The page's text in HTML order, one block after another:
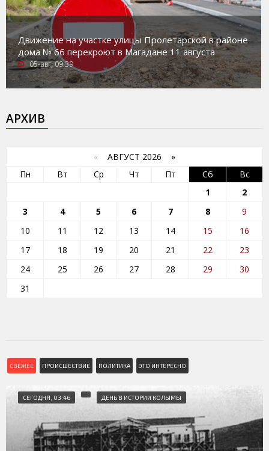
Движение на участке улицы Пролетарской в районе
дома № 66 перекроют в Магадане 11 августа
05-авг, 09:39
АРХИВ
« АВГУСТ 2026 »
Пн
Вт Ср Чт Пт Сб
Вс
1
2
3
4 5 6 7 8
9
10
11 12 13 14 15
16
17
18 19 20 21 22
23
24
25 26 27 28 29
30
31
СВЕЖЕЕ ПРОИСШЕСТВИЕ ПОЛИТИКА ЭТО ИНТЕРЕСНО
СЕГОДНЯ, 03:46 ДЕНЬ В ИСТОРИИ КОЛЫМЫ